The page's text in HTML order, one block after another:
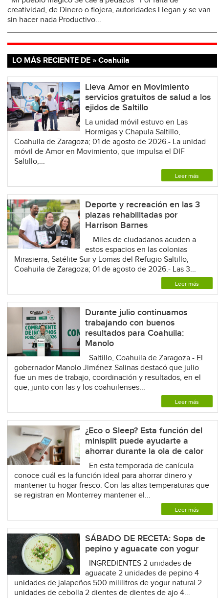
creatividad, de Dinero o flojera, autoridades Llegan y se van
sin hacer nada Productivo...
LO MÁS RECIENTE DE » Coahuila
Lleva Amor en Movimiento
servicios gratuitos de salud a los
ejidos de Saltillo
La unidad móvil estuvo en Las
Hormigas y Chapula Saltillo,
Coahuila de Zaragoza; 01 de agosto de 2026.- La unidad
móvil de Amor en Movimiento, que impulsa el DIF
Saltillo,...
Leer más
Deporte y recreación en las 3
plazas rehabilitadas por
Harrison Barnes
Miles de ciudadanos acuden a
estos espacios en las colonias
Mirasierra, Satélite Sur y Lomas del Refugio Saltillo,
Coahuila de Zaragoza; 01 de agosto de 2026.- Las 3...
Leer más
Durante julio continuamos
trabajando con buenos
resultados para Coahuila:
Manolo
Saltillo, Coahuila de Zaragoza.- El
gobernador Manolo Jiménez Salinas destacó que julio
fue un mes de trabajo, coordinación y resultados, en el
que, junto con las y los coahuilenses...
Leer más
¿Eco o Sleep? Esta función del
minisplit puede ayudarte a
ahorrar durante la ola de calor
En esta temporada de canícula
conoce cuál es la función ideal para ahorrar dinero y
mantener tu hogar fresco. Con las altas temperaturas que
se registran en Monterrey mantener el...
Leer más
SÁBADO DE RECETA: Sopa de
pepino y aguacate con yogur
INGREDIENTES 2 unidades de
aguacate 2 unidades de pepino 4
unidades de jalapeños 500 mililitros de yogur natural 2
unidades de cebolla 2 dientes de dientes de ajo 4...